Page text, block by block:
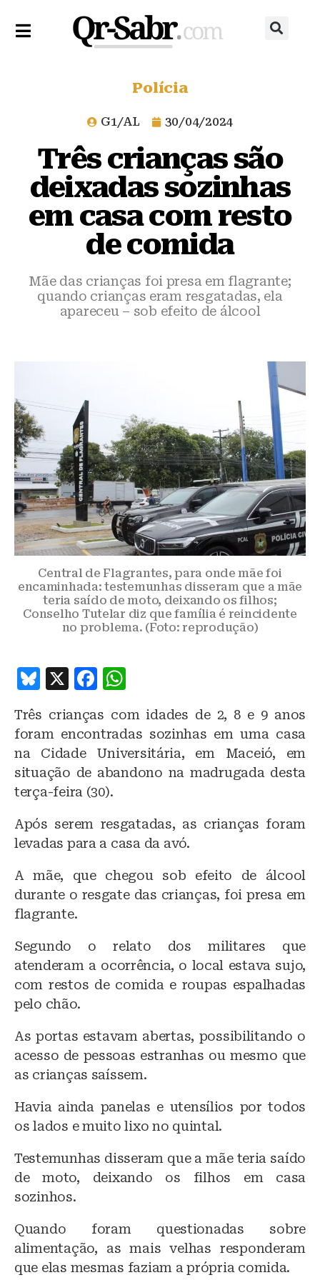
Polícia
G1/AL 30/04/2024
Três crianças são
deixadas sozinhas
em casa com resto
de comida
Mãe das crianças foi presa em flagrante;
quando crianças eram resgatadas, ela
apareceu – sob efeito de álcool
Central de Flagrantes, para onde mãe foi
encaminhada: testemunhas disseram que a mãe
teria saído de moto, deixando os filhos;
Conselho Tutelar diz que família é reincidente
no problema. (Foto: reprodução)
B
e
s
k
y
X
F
c
e
b
o
o
k
at
s
A
p
Três crianças com idades de 2, 8 e 9 anos
foram encontradas sozinhas em uma casa
na Cidade Universitária, em Maceió, em
situação de abandono na madrugada desta
terça-feira (30).
Após serem resgatadas, as crianças foram
levadas para a casa da avó.
A mãe, que chegou sob efeito de álcool
durante o resgate das crianças, foi presa em
flagrante.
Segundo o relato dos militares que
atenderam a ocorrência, o local estava sujo,
com restos de comida e roupas espalhadas
pelo chão.
As portas estavam abertas, possibilitando o
acesso de pessoas estranhas ou mesmo que
as crianças saíssem.
Havia ainda panelas e utensílios por todos
os lados e muito lixo no quintal.
Testemunhas disseram que a mãe teria saído
de moto, deixando os filhos em casa
sozinhos.
Quando foram questionadas sobre
alimentação, as mais velhas responderam
que elas mesmas faziam a própria comida.